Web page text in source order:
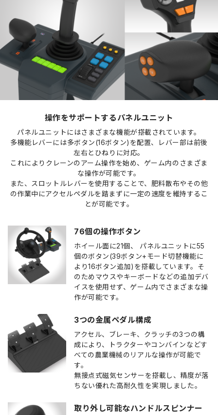
操作をサポートするパネルユニット
パネルユニットにはさまざまな機能が搭載されています。
多機能レバーには多ボタン(16ボタン)を配置、レバー部は前後
左右とひねりに対応。
これによりクレーンのアーム操作を始め、ゲーム内のさまざま
な操作が可能です。
また、スロットルレバーを使用することで、肥料散布やその他
の作業中にアクセルペダルを踏まずに一定の速度を維持するこ
とが可能です。
76個の操作ボタン
ホイール面に21個、 パネルユニットに55
個のボタン(39ボタン+モード切替機能に
より16ボタン追加)を搭載しています。そ
のためマウスやキーボードなどの追加デバ
イスを使用せず、ゲーム内でさまざまな操
作が可能です。
3つの金属ペダル構成
アクセル、ブレーキ、クラッチの3つの構
成により、トラクターやコンバインなどす
べての農業機械のリアルな操作が可能で
す。
無接点式磁気センサーを搭載し、精度が落
ちない優れた高耐久性を実現しました。
取り外し可能なハンドルスピンナー